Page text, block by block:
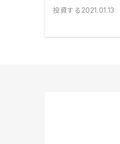
投資する 2021.01.13